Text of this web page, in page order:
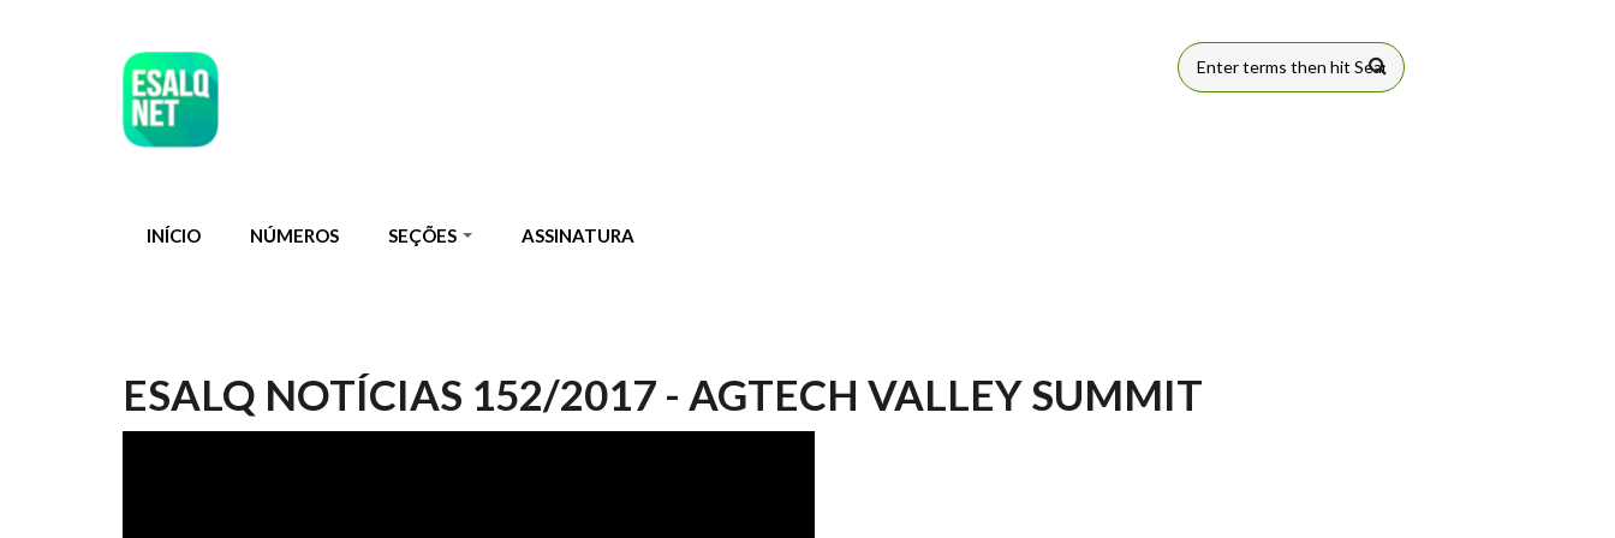
FORMULÁRIO
INÍCIO NÚMEROS SEÇÕES ASSINATURA
ESALQ NOTÍCIAS 152/2017 - AGTECH VALLEY SUMMIT